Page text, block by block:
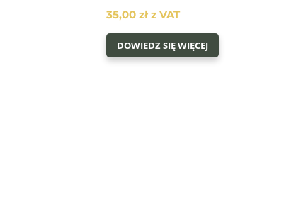
35,00zł z VAT
DOWIEDZ SIĘ WIĘCEJ